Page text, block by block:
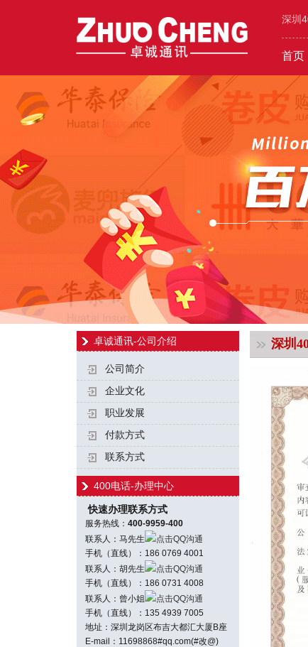
深圳
首页
400价值 400
600元年套餐
工业/环保/能源 机械/设
卓诚通讯-公司介绍
公司简介
企业文化
职业发展
付款方式
联系方式
400电话-办理中心
快速办理联系方式
服务热线： 400-9959-400
联系人：马先生
点击QQ沟通
手机（直线）：186 0769 4001
联系人：胡先生
点击QQ沟通
手机（直线）：186 0731 4008
联系人：曾小姐
点击QQ沟通
手机（直线）：135 4939 7005
地址：深圳龙岗区布吉大都汇大厦B座
E-mail：11698868#qq.com(#改@)
深圳